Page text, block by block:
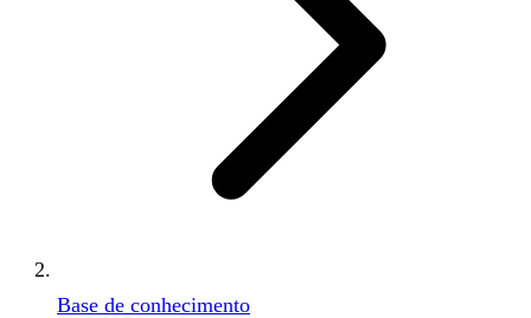
Base de conhecimento